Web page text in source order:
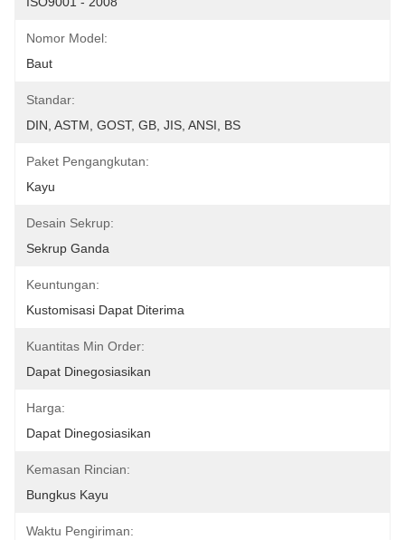
Nomor Model:
Baut
Standar:
DIN, ASTM, GOST, GB, JIS, ANSI, BS
Paket Pengangkutan:
Kayu
Desain Sekrup:
Sekrup Ganda
Keuntungan:
Kustomisasi Dapat Diterima
Kuantitas Min Order:
Dapat Dinegosiasikan
Harga:
Dapat Dinegosiasikan
Kemasan Rincian:
Bungkus Kayu
Waktu Pengiriman: